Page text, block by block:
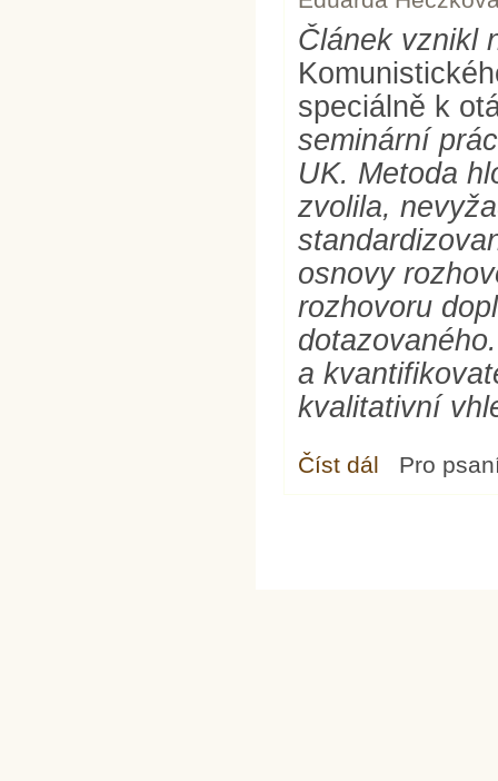
Článek vznikl
speciálně k
seminární
UK. Metoda
zvolila,
osnovy
rozhovoru
a
kvalitativní
Číst dál Mladí komunisté a
Pro